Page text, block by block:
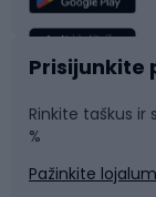
papildoma
šakos idealiai
žmonėms, todėl
draugų grupėms.
Sportinė
Prisijunkite
Rinkite taškus ir
%
Pažinkite